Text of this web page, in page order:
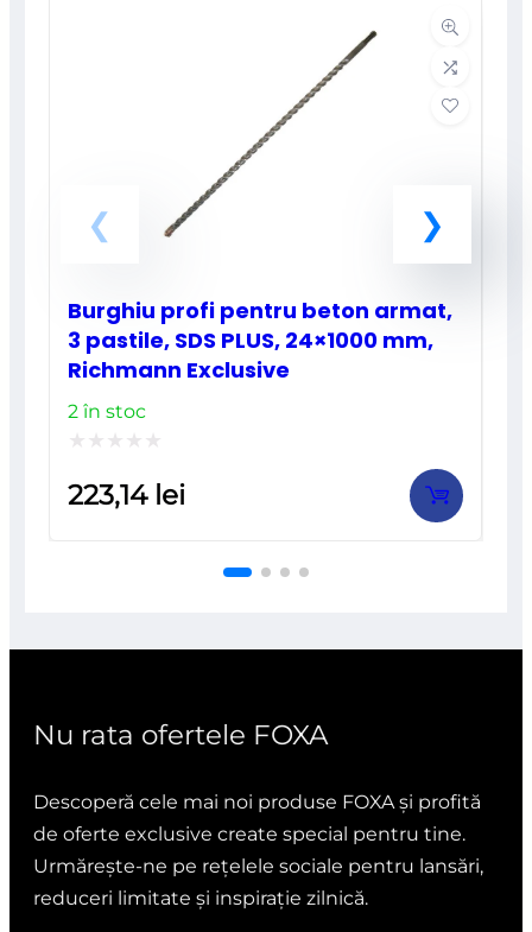
Burghiu profi pentru beton armat,
3 pastile, SDS PLUS, 24×1000 mm,
Richmann Exclusive
2 în stoc
la
223,14 lei
Nu rata ofertele FOXA
Descoperă cele mai noi produse FOXA și profită
de oferte exclusive create special pentru tine.
Urmărește-ne pe rețelele sociale pentru lansări,
reduceri limitate și inspirație zilnică.